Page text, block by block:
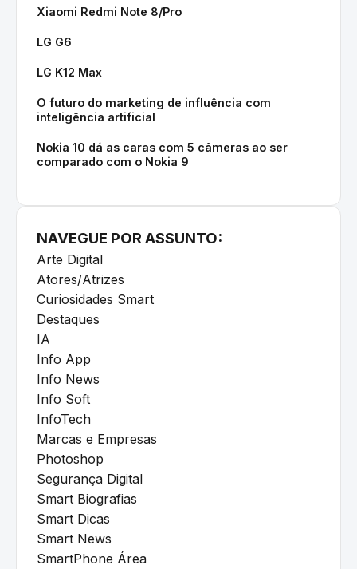
Xiaomi Redmi Note 8/Pro
LG G6
LG K12 Max
O futuro do marketing de influência com
inteligência artificial
Nokia 10 dá as caras com 5 câmeras ao ser
comparado com o Nokia 9
NAVEGUE POR ASSUNTO:
Arte Digital
Atores/Atrizes
Curiosidades Smart
Destaques
IA
Info App
Info News
Info Soft
InfoTech
Marcas e Empresas
Photoshop
Segurança Digital
Smart Biografias
Smart Dicas
Smart News
SmartPhone Área